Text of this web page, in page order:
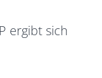
ergibt sich